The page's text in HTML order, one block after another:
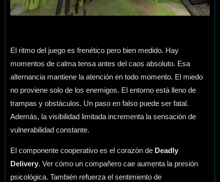
El ritmo del juego es frenético pero bien medido. Hay
momentos de calma tensa antes del caos absoluto. Esa
alternancia mantiene la atención en todo momento. El miedo
no proviene solo de los enemigos. El entorno está lleno de
trampas y obstáculos. Un paso en falso puede ser fatal.
Además, la visibilidad limitada incrementa la sensación de
vulnerabilidad constante.
El componente cooperativo es el corazón de Deadly
Delivery. Ver cómo un compañero cae aumenta la presión
psicológica. También refuerza el sentimiento de